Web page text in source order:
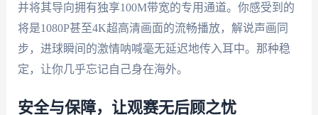
并将其导向拥有独享100M带宽的专用通道。你感受到的
将是1080P甚至4K超高清画面的流畅播放，解说声画同
步，进球瞬间的激情呐喊毫无延迟地传入耳中。那种稳
定，让你几乎忘记自己身在海外。
安全与保障，让观赛无后顾之忧